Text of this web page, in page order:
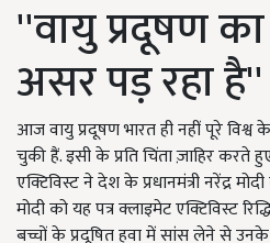
''वायु प्रदूषण
असर पड़ रहा है''
आज वायु प्रदूषण भारत ही नहीं पूरे
चुकी हैं. इसी के प्रति चिंता ज़ाहिर करते
एक्टिविस्ट ने देश के प्रधानमंत्री नरेंद्र
मोदी को यह पत्र क्लाइमेट एक्टिविस्ट
बच्चों के प्रदूषित हवा में सांस लेने से उनके